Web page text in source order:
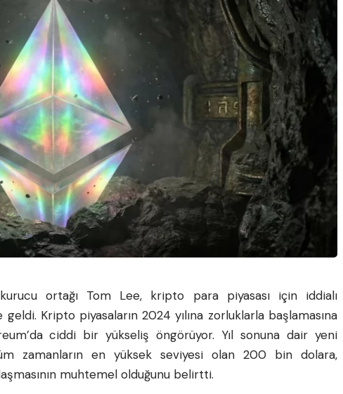
ortağı Tom Lee, kripto para piyasası için iddialı
Kripto piyasaların 2024 yılına zorluklarla başlamasına
’da ciddi bir yükseliş öngörüyor. Yıl sonuna dair yeni
zamanların en yüksek seviyesi olan 200 bin dolara,
muhtemel olduğunu belirtti.